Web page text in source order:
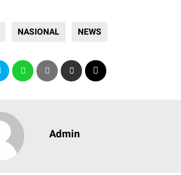
NASIONAL NEWS
Admin